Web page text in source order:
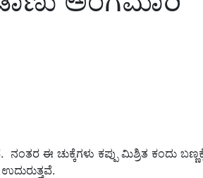
ಈ ಚುಕ್ಕೆಗಳು ಕಪ್ಪು ಮಿಶ್ರಿತ ಕಂದು